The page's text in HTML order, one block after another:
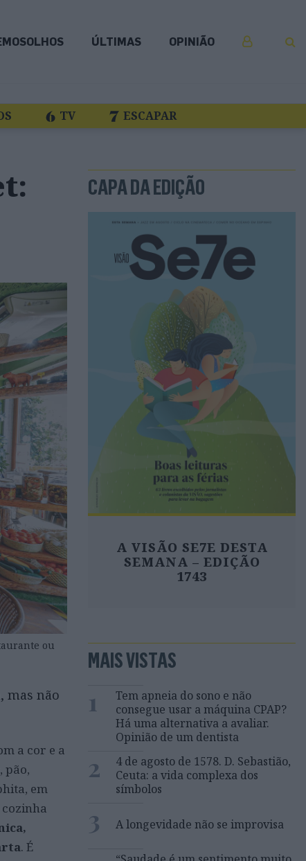
ÚLTIMAS OPINIÃO
TV ESCAPAR
ou
mas não
a cor e a
pão,
em
cozinha
. É
CAPA DA EDIÇÃO
A VISÃO SE7E DESTA
SEMANA – EDIÇÃO
1743
MAIS VISTAS
1
Tem apneia do sono e não
consegue usar a máquina CPAP?
Há uma alternativa a avaliar.
Opinião de um dentista
2
4 de agosto de 1578. D. Sebastião,
Ceuta: a vida complexa dos
símbolos
3 A longevidade não se improvisa